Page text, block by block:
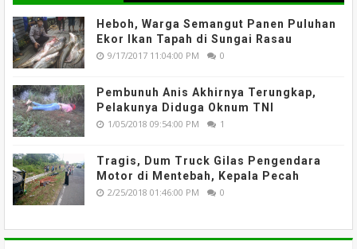
Heboh, Warga Semangut Panen Puluhan
Ekor Ikan Tapah di Sungai Rasau
9/17/2017 11:04:00 PM 0
Pembunuh Anis Akhirnya Terungkap,
Pelakunya Diduga Oknum TNI
1/05/2018 09:54:00 PM 1
Tragis, Dum Truck Gilas Pengendara
Motor di Mentebah, Kepala Pecah
2/25/2018 01:46:00 PM 0